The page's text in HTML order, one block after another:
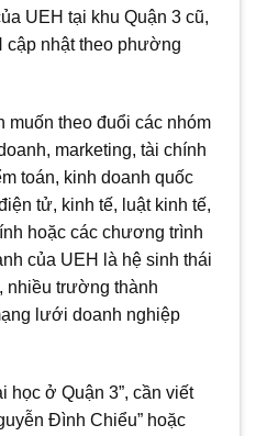
UEH tại khu Quận 3 cũ,
cập nhật theo phường
theo đuổi các nhóm
marketing, tài chính
toán, kinh doanh quốc
tử, kinh tế, luật kinh tế,
hoặc các chương trình
của UEH là hệ sinh thái
nhiều trường thành
lưới doanh nghiệp
học ở Quận 3”, cần viết
Đình Chiểu” hoặc